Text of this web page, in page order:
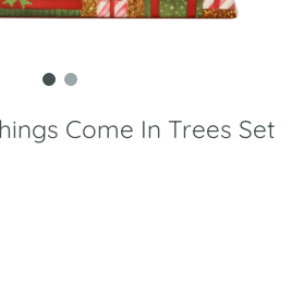
Come In Trees Set